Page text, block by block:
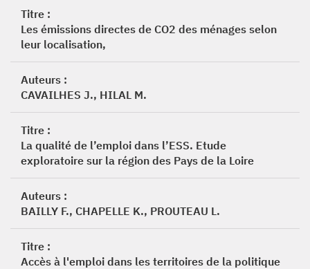
Titre :
Les émissions directes de CO2 des ménages selon
leur localisation,
Auteurs :
CAVAILHES J., HILAL M.
Titre :
La qualité de l’emploi dans l’ESS. Etude
exploratoire sur la région des Pays de la Loire
Auteurs :
BAILLY F., CHAPELLE K., PROUTEAU L.
Titre :
Accès à l'emploi dans les territoires de la politique